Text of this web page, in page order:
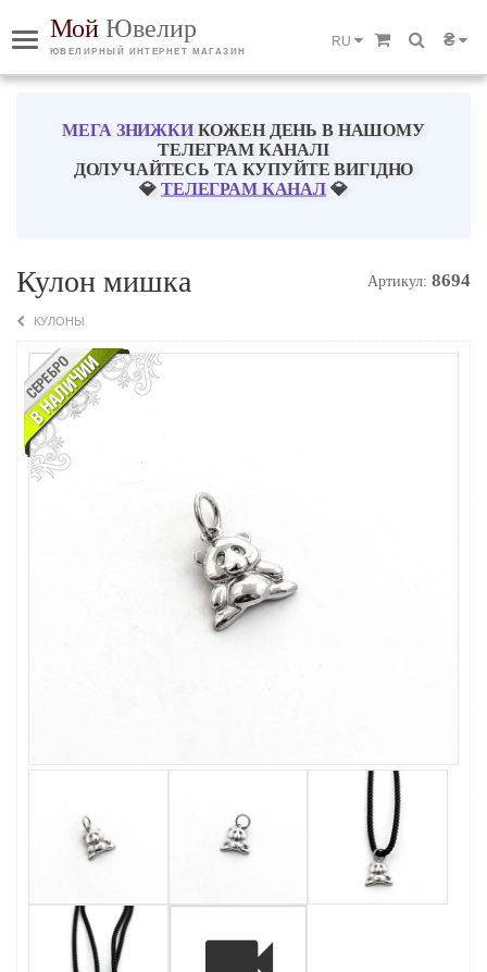
Мой Ювелир
ЮВЕЛИРНЫЙ ИНТЕРНЕТ МАГАЗИН
₴
RU
МЕГА ЗНИЖКИКОЖЕН ДЕНЬ В НАШОМУ
ТЕЛЕГРАМ КАНАЛІ
ДОЛУЧАЙТЕСЬ ТА КУПУЙТЕ ВИГІДНО
💎ТЕЛЕГРАМ КАНАЛ 💎
Кулон мишка Артикул: 8694
КУЛОНЫ